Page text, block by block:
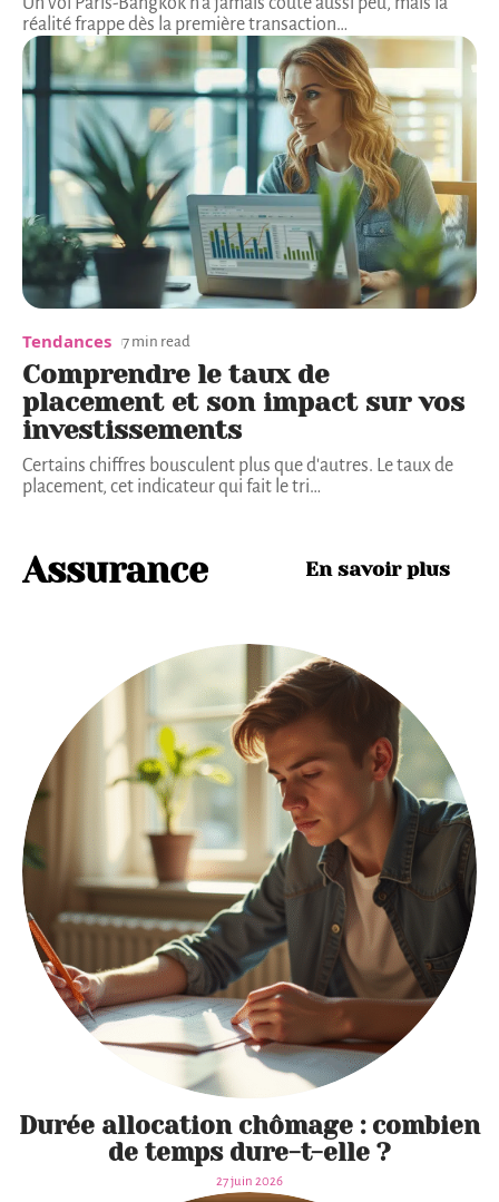
réalité frappe dès la première transaction…
Tendances 7 min read
Comprendre le taux de
placement et son impact sur vos
investissements
Certains chiffres bousculent plus que d'autres. Le taux de
placement, cet indicateur qui fait le tri…
Assurance En savoir plus
Durée allocation chômage : combien
de temps dure-t-elle ?
27 juin 2026